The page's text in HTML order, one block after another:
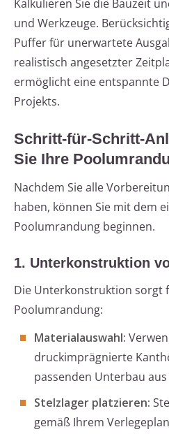
Kalkulieren Sie die Bauzeit
und Werkzeuge.
Puffer für unerwartete
realistisch angesetzter
ermöglicht eine entspannte
Projekts.
Schritt-für-Schritt-
Sie Ihre
Nachdem Sie alle
haben, können Sie mit dem
Poolumrandung beginnen.
1. Unterkonstruktion
Die Unterkonstruktion sorgt
Poolumrandung:
Materialauswahl:
druckimprägnierte
passenden Unterbau
Stelzlager platzieren:
gemäß Ihrem